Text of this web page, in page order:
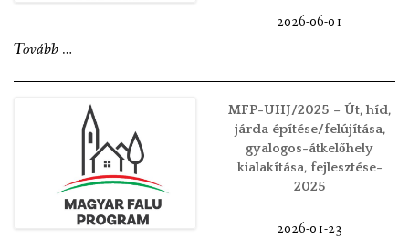
TÁRSULÁS
PÁLYÁZATOK
HIRDETMÉNYEK
2026-06-01
Tovább „Önkormányzati
ingatlanok
fejlesztése,
önkormányzati
feladatellátáshoz
kapcsolódó
…
MFP-UHJ/2025 – Út, híd,
járda építése/felújítása,
gyalogos-átkelőhely
kialakítása, fejlesztése-
2025
2026-01-23